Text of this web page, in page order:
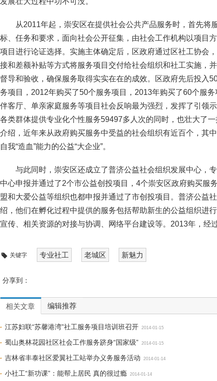
从2011年起，崇安区在提供社会公共产品服务时，首先将
标、任务和要求，面向社会公开征集，由社会工作机构以项目
项目进行论证选择。实施主体确定后，区政府通过区社工协会
接和差额补贴等方式将服务项目交付给社会组织和社工实施，
督导和验收，确保服务取得实实在在的成效。区政府先后投入
务项目，2012年购买了50个服务项目，2013年购买了60个服务
伴客厅、单亲家庭服务等项目社会反响最为强烈，发挥了引领
各类群体提供专业化个性服务59497多人次的同时，也壮大了
介绍，近年来从政府购买服务中受益的社会组织有近百个，其
自我“造血”能力的公益“大企业”。
与此同时，崇安区还成立了普济公益社会组织发展中心，
中心申报并通过了2个市公益创投项目，4个崇安区政府购买服
盟和大爱公益等组织也都申报并通过了市创投项目。普济公益
绍，他们在孵化过程中提供的服务包括帮助新生的公益组织进
宣传、相关资源的对接与协调、网络平台建设等。2013年，经
关键字 专业社工 老城区 新魅力
分享到：
相关文章 编辑推荐
江苏妇联“苏馨港湾”社工服务项目培训班召开 2014-01-15
蜀山奥林花园社区社会工作服务跻身“国家级” 2014-01-15
吉林省丰泰社区爱翼社工站举办义务服务活动 2014-01-14
小社工“新功课”：能帮上居民 真的很过瘾 2014-01-14